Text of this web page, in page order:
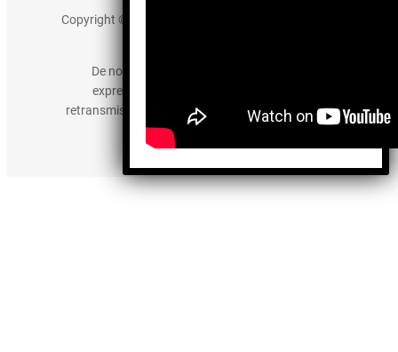
Copyright © 2025 somos-hermanos.mx. Todos los
De no existir previa autorización, queda
expresamente prohibida la publicación,
retransmisión, edición y cualquier otro uso de los
contenidos.